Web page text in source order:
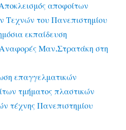
αποφοίτων
Τεχνών του Πανεπιστημίου
εκπαίδευση
Μαν.Στρατάκη στη
επαγγελματικών
τμήματος πλαστικών
τέχνης Πανεπιστημίου